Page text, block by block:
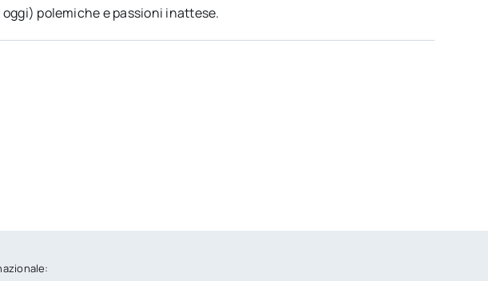
polemiche e passioni inattese.